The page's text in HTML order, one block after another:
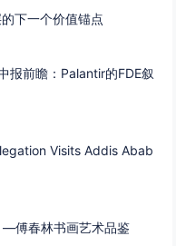
下一个价值锚点
报前瞻：Palantir的FDE叙
Visits Addis Abab
傅春林书画艺术品鉴